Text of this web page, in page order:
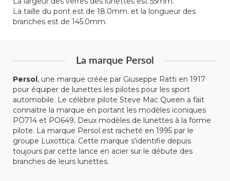
La taille du pont est de 18.0mm. et la longueur des
branches est de 145.0mm.
La marque Persol
Persol, une marque créée par Giuseppe Ratti en 1917
pour équiper de lunettes les pilotes pour les sport
automobile. Le célèbre pilote Steve Mac Queen a fait
connaitre la marque en portant les modèles iconiques
PO714 et PO649. Deux modèles de lunettes à la forme
pilote. La marque Persol est racheté en 1995 par le
groupe Luxottica. Cette marque s'identifie depuis
toujours par cette lance en acier sur le débute des
branches de leurs lunettes.